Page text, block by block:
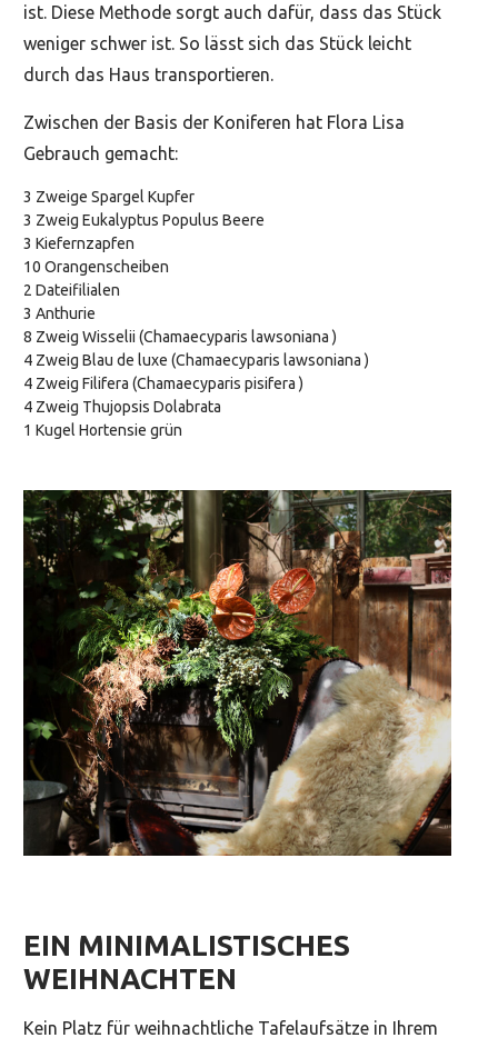
ist. Diese Methode sorgt auch dafür, dass das Stück
weniger schwer ist. So lässt sich das Stück leicht
durch das Haus transportieren.
Zwischen der Basis der Koniferen hat Flora Lisa
Gebrauch gemacht:
3 Zweige Spargel Kupfer
3 Zweig Eukalyptus Populus Beere
3 Kiefernzapfen
10 Orangenscheiben
2 Dateifilialen
3 Anthurie
8 Zweig Wisselii (Chamaecyparis lawsoniana )
4 Zweig Blau de luxe (Chamaecyparis lawsoniana )
4 Zweig Filifera (Chamaecyparis pisifera )
4 Zweig Thujopsis Dolabrata
1 Kugel Hortensie grün
EIN MINIMALISTISCHES
WEIHNACHTEN
Kein Platz für weihnachtliche Tafelaufsätze in Ihrem